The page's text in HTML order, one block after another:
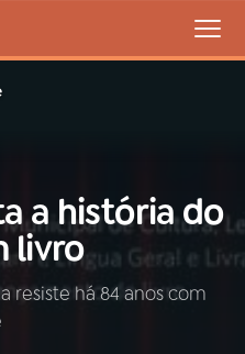
a história do
livro
resiste há 84 anos com